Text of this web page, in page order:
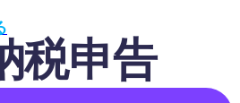
税申告